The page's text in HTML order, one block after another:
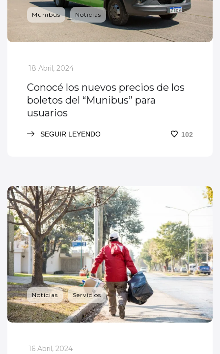
Munibus Noticias
_
18 Abril, 2024
Conocé los nuevos precios de los
boletos del “Munibus” para
usuarios
SEGUIR LEYENDO 102
Noticias Servicios
_
16 Abril, 2024